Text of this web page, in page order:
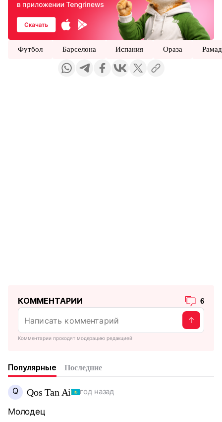
Футбол Барселона Испания Ораза
КОММЕНТАРИИ 6
Комментарии проходят модерацию редакцией
Популярные Последние
Q Qos Tan Ai год назад
Молодец